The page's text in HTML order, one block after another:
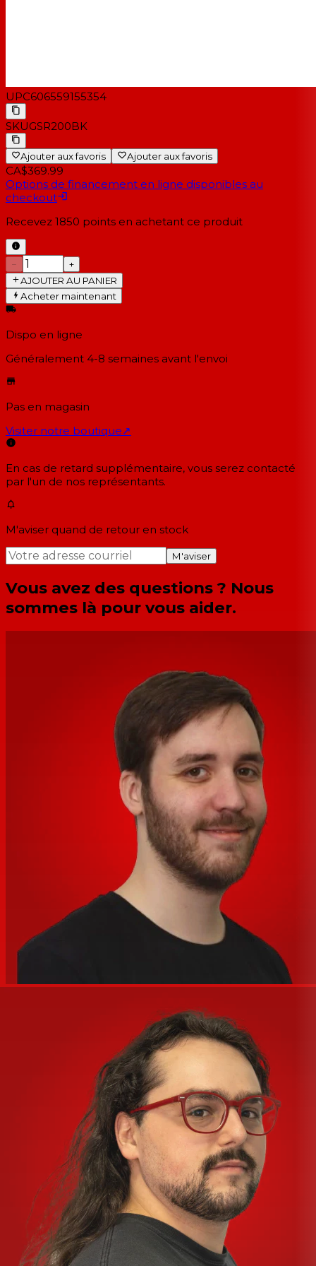
UPC606559155354
SKUGSR200BK
Ajouter aux favoris Ajouter aux favoris
CA$369.99
Options de financement en ligne disponibles au
checkout
Recevez 1850 points en achetant ce produit
−
+
AJOUTER AU PANIER
Acheter maintenant
Dispo en ligne
Généralement 4-8 semaines avant l'envoi
Pas en magasin
Visiter notre boutique↗
En cas de retard supplémentaire, vous serez contacté
par l'un de nos représentants.
M'aviser quand de retour en stock
M'aviser
Vous avez des questions ? Nous
sommes là pour vous aider.